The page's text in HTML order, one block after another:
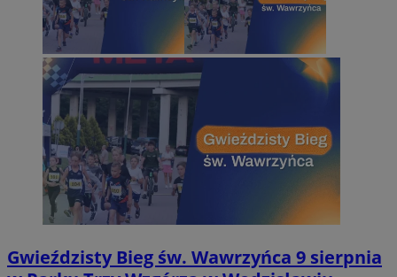
Gwieździsty Bieg św. Wawrzyńca 9 sierpnia